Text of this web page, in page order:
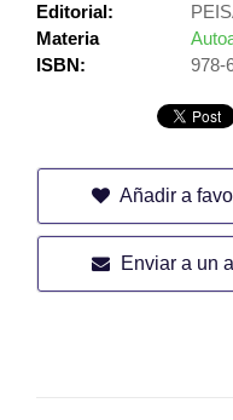
Editorial:
Materia
ISBN:
978-
Añadir a
Enviar a un